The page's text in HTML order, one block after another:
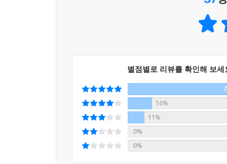
듣는 것으로 계획을 세웠는데 도무지 공부가 되
다. (…) 이러한 상황에서 대부분의 사람은 내가
의 비율을 잘못 설정하였기 때문에 생긴 문제이지
공부법들 따라는 하고 있는데, 막상 시험만 치면
편입시키고 동화되는 것을 공부라고 여겼다. 그 결
공부란 단순히 심리적 만족이 아니라 ‘결과’를
것이다. 《공부의 본질》은 이처럼 공부에 대한
자신만의 공부법을 튼튼하게 세우고, 자신이 바라
그토록 원하던 결과를 빠르고 확실하게 얻는 9가지
별점별로 리뷰를 확인해 보세
16%
11%
0%
0%